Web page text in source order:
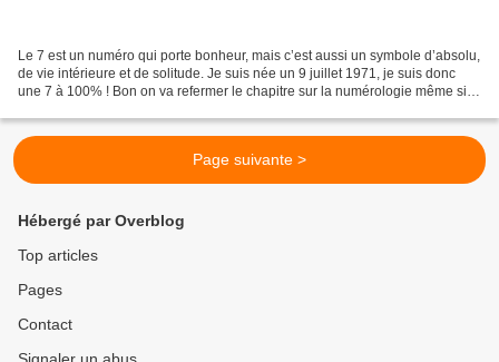
Le 7 est un numéro qui porte bonheur, mais c’est aussi un symbole d’absolu,
de vie intérieure et de solitude. Je suis née un 9 juillet 1971, je suis donc
une 7 à 100% ! Bon on va refermer le chapitre sur la numérologie même si je
Page suivante >
Hébergé par Overblog
Top articles
Pages
Contact